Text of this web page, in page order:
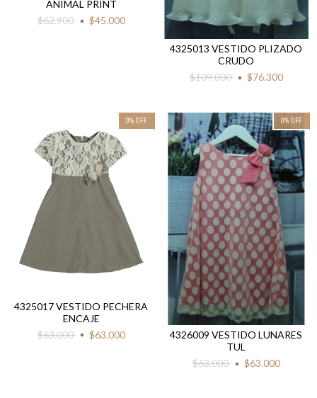
ANIMAL PRINT
$62.900
$45.000
4325013 VESTIDO PLIZADO
CRUDO
$109.000
$76.300
0% OFF
4325017 VESTIDO PECHERA
ENCAJE
$63.000
$63.000
0% OFF
4326009 VESTIDO LUNARES
TUL
$63.000
$63.000